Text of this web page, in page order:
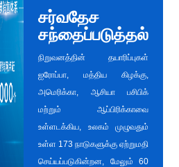
சர்வதேச
சந்தைப்படுத்தல்
நிறுவனத்தின் தயாரிப்புகள்
ஐரோப்பா, மத்திய கிழக்கு,
அமெரிக்கா, ஆசியா பசிபிக்
மற்றும் ஆப்பிரிக்காவை
உள்ளடக்கிய, உலகம் முழுவதும்
உள்ள 173 நாடுகளுக்கு ஏற்றுமதி
செய்யப்படுகின்றன, மேலும் 60